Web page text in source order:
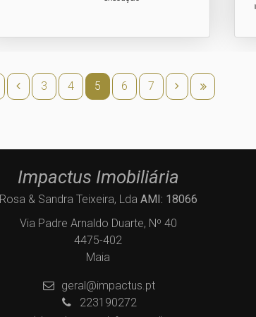
3 4 5 6 7
Impactus Imobiliária
Rosa & Sandra Teixeira, Lda AMI: 18066
Via Padre Arnaldo Duarte, Nº 40
4475-402
Maia
geral@impactus.pt
223190272